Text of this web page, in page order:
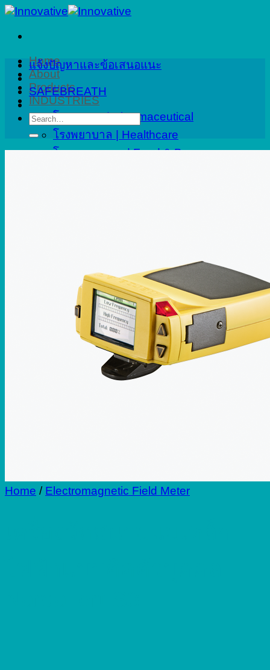
Skip
content
Home
About
Products
INDUSTRIES
โรงงานยา | Pharmaceutical
โรงพยาบาล | Healthcare
โรงงานอาหาร | Food & Beverage
Repair
แจ้งปัญหาและข้อเสนอแนะ
SAFEBREATH
Search
for:
Home / Electromagnetic Field Meter